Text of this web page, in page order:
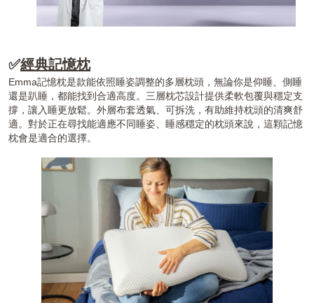
✅經典記憶枕
Emma記憶枕是款能依照睡姿調整的多層枕頭，無論你是仰睡、側睡
還是趴睡，都能找到合適高度。三層枕芯設計提供柔軟包覆與穩定支
撐，讓入睡更放鬆。外層布套透氣、可拆洗，有助維持枕頭的清爽舒
適。對於正在尋找能適應不同睡姿、睡感穩定的枕頭來說，這顆記憶
枕會是適合的選擇。